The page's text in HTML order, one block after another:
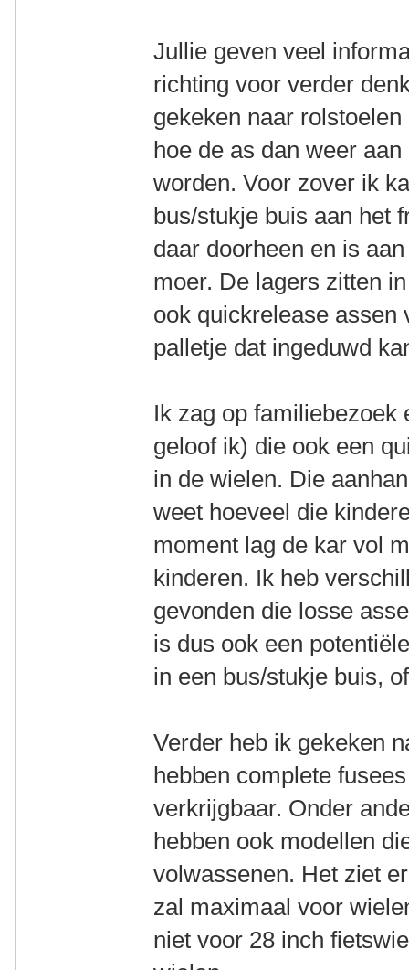
Jullie geven veel
richting voor verder
gekeken naar
hoe de as dan weer
worden. Voor zover ik
bus/stukje buis aan het
daar doorheen en is
moer. De lagers zitten
ook quickrelease assen
palletje dat ingeduwd
Ik zag op familiebezoek
geloof ik) die ook een
in de wielen. Die
weet hoeveel die
moment lag de kar vol
kinderen. Ik heb
gevonden die losse
is dus ook een
in een bus/stukje buis,
Verder heb ik gekeken
hebben complete
verkrijgbaar. Onder
hebben ook modellen
volwassenen. Het ziet
zal maximaal voor
niet voor 28 inch